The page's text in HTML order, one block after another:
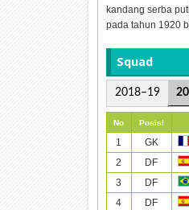
kandang serba
pada tahun 1920
Squad
2018–19
No Posisi
1 GK
2
DF
3
DF
4
DF